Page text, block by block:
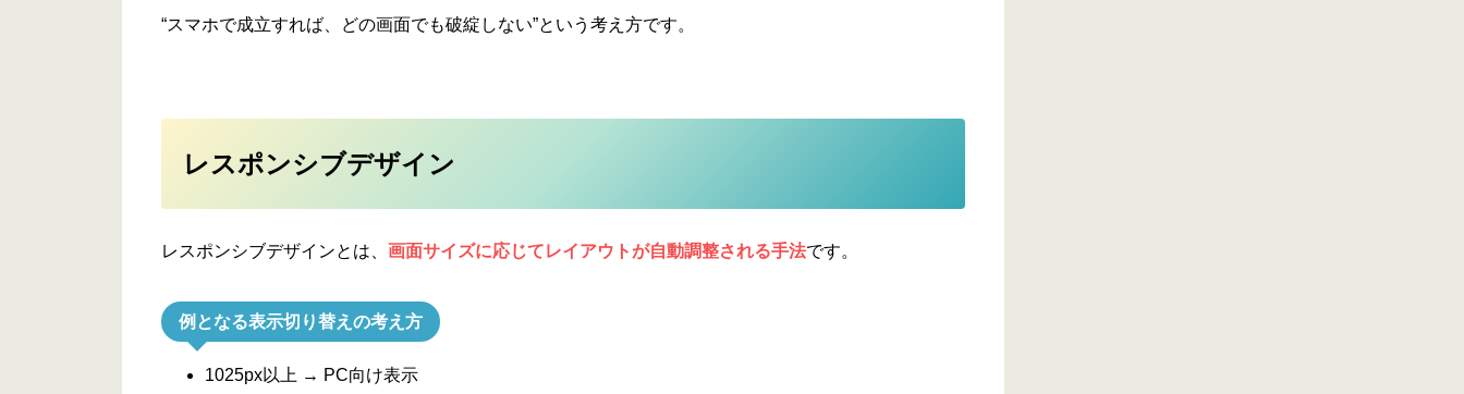
“スマホで成立すれば、どの画面でも破綻しない”という考え方です。
レスポンシブデザイン
レスポンシブデザインとは、 画面サイズに応じてレイアウトが自動調整される手法です。
例となる表示切り替えの考え方
1025px以上 → PC向け表示